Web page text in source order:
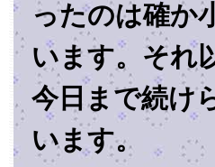
ったのは確か
います。それ
今日まで続け
います。